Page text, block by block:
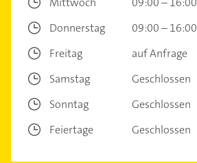
Donnerstag
09:00 – 16:00
Freitag
auf Anfrage
Samstag
Geschlossen
Sonntag
Geschlossen
Feiertage
Geschlossen